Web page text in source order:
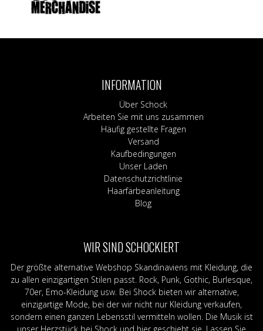
INFORMATION
Über Schock
Arbeiten Sie mit uns zusammen
Häufig gestellte Fragen
Versand
Kaufbedingungen
Unser Laden
Datenschutzrichtlinie
Haarfärbeanleitung
Blog
WIR SIND SCHOCKIERT
Der größte alternative Webshop Skandinaviens mit Kleidung, die
zu allen einzigartigen Stilen passt. Rock, Punk, Gothic, Burlesque,
70er, Emo-Kleidung usw. Bei Shock bieten wir alternative,
einzigartige Mode, bei der wir nicht nur Kleidung verkaufen,
sondern einen ganzen Lebensstil vermitteln wollen. Die Musik ist
unser Herzstück bei Shock und hier geschieht sie. Lassen Sie